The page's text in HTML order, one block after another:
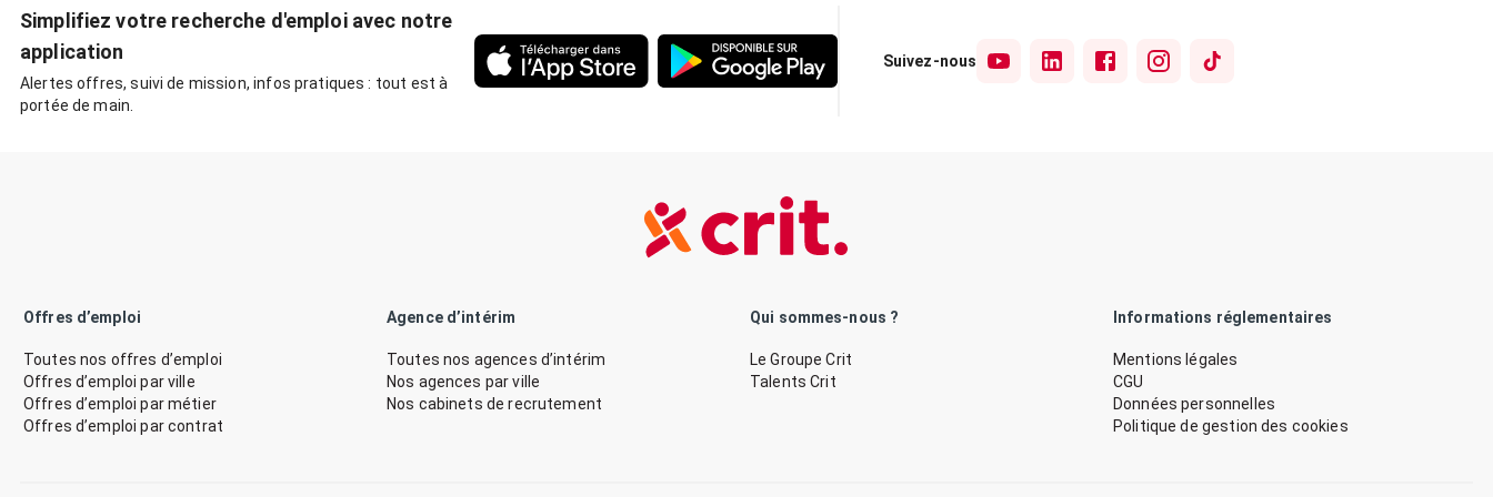
Simplifiez votre recherche d'emploi avec notre
application
Alertes offres, suivi de mission, infos pratiques : tout est à
portée de main.
Suivez-nous
Offres d’emploi
Toutes nos offres d’emploi
Offres d’emploi par ville
Offres d’emploi par métier
Offres d’emploi par contrat
Agence d’intérim
Toutes nos agences d’intérim
Nos agences par ville
Nos cabinets de recrutement
Qui sommes-nous ?
Le Groupe Crit
Talents Crit
Informations réglementaires
Mentions légales
CGU
Données personnelles
Politique de gestion des cookies